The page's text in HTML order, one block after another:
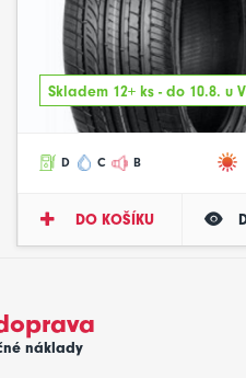
Skladem 12+ ks - do 10.8. u
D C B
DO KOŠÍKU
náklady